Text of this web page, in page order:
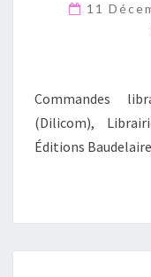
11
Commandes
(Dilicom),
Éditions